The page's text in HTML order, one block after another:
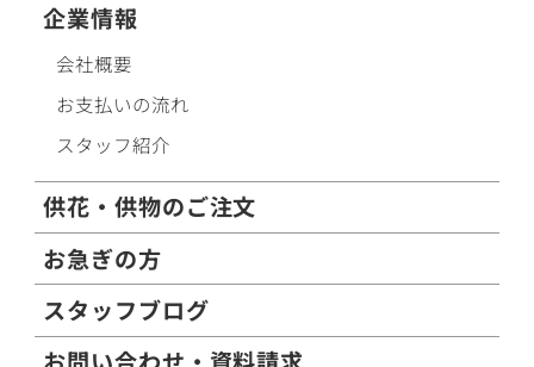
企業情報
会社概要
お支払いの流れ
スタッフ紹介
供花・供物のご注文
お急ぎの方
スタッフブログ